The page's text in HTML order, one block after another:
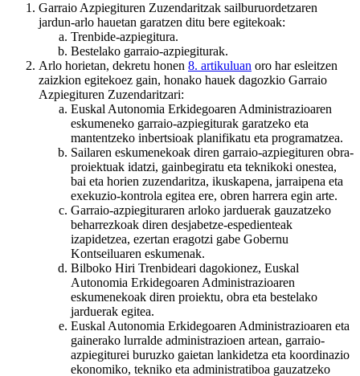
Garraio Azpiegituren Zuzendaritzak sailburuordetzaren
jardun-arlo hauetan garatzen ditu bere egitekoak:
Trenbide-azpiegitura.
Bestelako garraio-azpiegiturak.
Arlo horietan, dekretu honen 8. artikuluan oro har esleitzen
zaizkion egitekoez gain, honako hauek dagozkio Garraio
Azpiegituren Zuzendaritzari:
Euskal Autonomia Erkidegoaren Administrazioaren
eskumeneko garraio-azpiegiturak garatzeko eta
mantentzeko inbertsioak planifikatu eta programatzea.
Sailaren eskumenekoak diren garraio-azpiegituren obra-
proiektuak idatzi, gainbegiratu eta teknikoki onestea,
bai eta horien zuzendaritza, ikuskapena, jarraipena eta
exekuzio-kontrola egitea ere, obren harrera egin arte.
Garraio-azpiegituraren arloko jarduerak gauzatzeko
beharrezkoak diren desjabetze-espedienteak
izapidetzea, ezertan eragotzi gabe Gobernu
Kontseiluaren eskumenak.
Bilboko Hiri Trenbideari dagokionez, Euskal
Autonomia Erkidegoaren Administrazioaren
eskumenekoak diren proiektu, obra eta bestelako
jarduerak egitea.
Euskal Autonomia Erkidegoaren Administrazioaren eta
gainerako lurralde administrazioen artean, garraio-
azpiegiturei buruzko gaietan lankidetza eta koordinazio
ekonomiko, tekniko eta administratiboa gauzatzeko